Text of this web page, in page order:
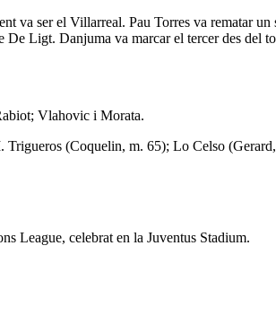
va ser el Villarreal. Pau Torres va rematar
Ligt. Danjuma va marcar el tercer des del
Vlahovic i Morata.
(Coquelin, m. 65); Lo Celso
League, celebrat en la Juventus Stadium.